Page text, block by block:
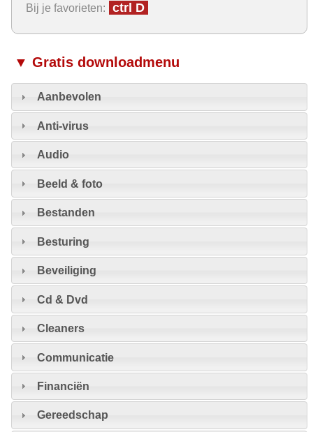
Bij je favorieten: ctrl D
▼ Gratis downloadmenu
Aanbevolen
Anti-virus
Audio
Beeld & foto
Bestanden
Besturing
Beveiliging
Cd & Dvd
Cleaners
Communicatie
Financiën
Gereedschap